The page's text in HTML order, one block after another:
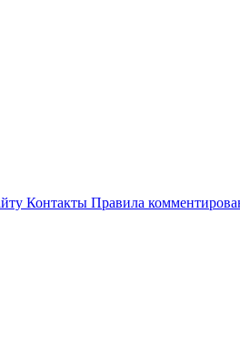
Контакты Правила